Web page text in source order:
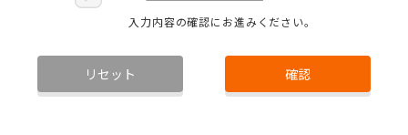
入力内容の確認にお進みください。
リセット 確認